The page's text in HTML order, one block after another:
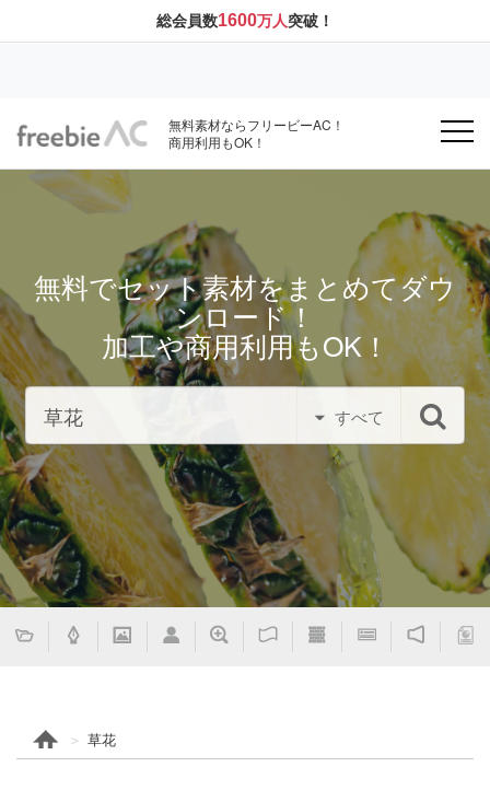
総会員数1600万人突破！
無料素材ならフリービーAC！
商用利用もOK！
無料でセット素材をまとめてダウ
ンロード！
加工や商用利用もOK！
すべて
草花